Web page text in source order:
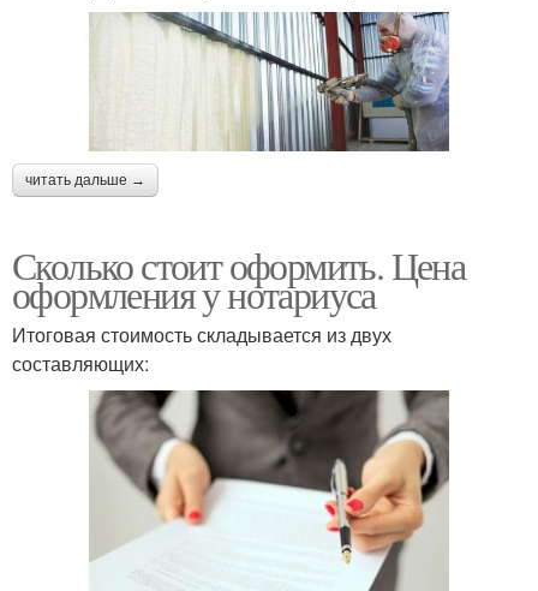
читать дальше →
Сколько стоит оформить. Цена
оформления у нотариуса
Итоговая стоимость складывается из двух
составляющих: